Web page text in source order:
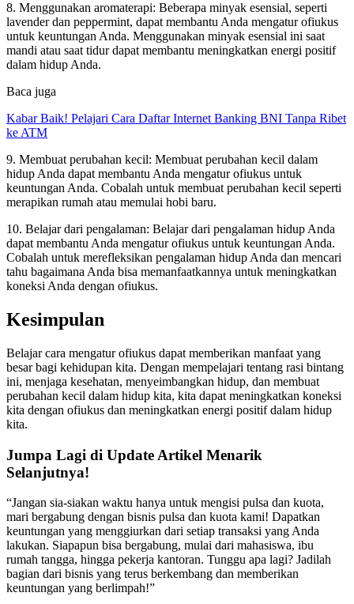
8. Menggunakan aromaterapi: Beberapa minyak esensial, seperti
lavender dan peppermint, dapat membantu Anda mengatur ofiukus
untuk keuntungan Anda. Menggunakan minyak esensial ini saat
mandi atau saat tidur dapat membantu meningkatkan energi positif
dalam hidup Anda.
Baca juga
Kabar Baik! Pelajari Cara Daftar Internet Banking BNI Tanpa Ribet
ke ATM
9. Membuat perubahan kecil: Membuat perubahan kecil dalam
hidup Anda dapat membantu Anda mengatur ofiukus untuk
keuntungan Anda. Cobalah untuk membuat perubahan kecil seperti
merapikan rumah atau memulai hobi baru.
10. Belajar dari pengalaman: Belajar dari pengalaman hidup Anda
dapat membantu Anda mengatur ofiukus untuk keuntungan Anda.
Cobalah untuk merefleksikan pengalaman hidup Anda dan mencari
tahu bagaimana Anda bisa memanfaatkannya untuk meningkatkan
koneksi Anda dengan ofiukus.
Kesimpulan
Belajar cara mengatur ofiukus dapat memberikan manfaat yang
besar bagi kehidupan kita. Dengan mempelajari tentang rasi bintang
ini, menjaga kesehatan, menyeimbangkan hidup, dan membuat
perubahan kecil dalam hidup kita, kita dapat meningkatkan koneksi
kita dengan ofiukus dan meningkatkan energi positif dalam hidup
kita.
Jumpa Lagi di Update Artikel Menarik
Selanjutnya!
“Jangan sia-siakan waktu hanya untuk mengisi pulsa dan kuota,
mari bergabung dengan bisnis pulsa dan kuota kami! Dapatkan
keuntungan yang menggiurkan dari setiap transaksi yang Anda
lakukan. Siapapun bisa bergabung, mulai dari mahasiswa, ibu
rumah tangga, hingga pekerja kantoran. Tunggu apa lagi? Jadilah
bagian dari bisnis yang terus berkembang dan memberikan
keuntungan yang berlimpah!”